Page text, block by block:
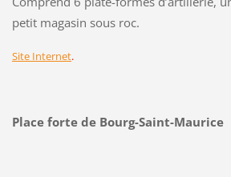
petit magasin sous roc.
Site Internet.
Place forte de Bourg-Saint-Maurice